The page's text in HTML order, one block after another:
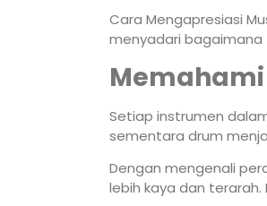
Cara Mengapresiasi
menyadari bagaimana
Setiap instrumen
sementara drum
Dengan mengenali
lebih kaya dan